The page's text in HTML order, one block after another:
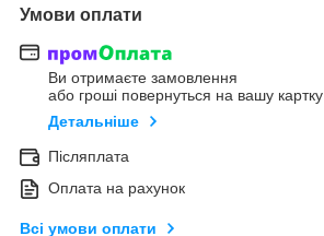
Умови оплати
Ви отримаєте замовлення
або гроші повернуться на вашу картку
Детальніше
Післяплата
Оплата на рахунок
Всі умови оплати